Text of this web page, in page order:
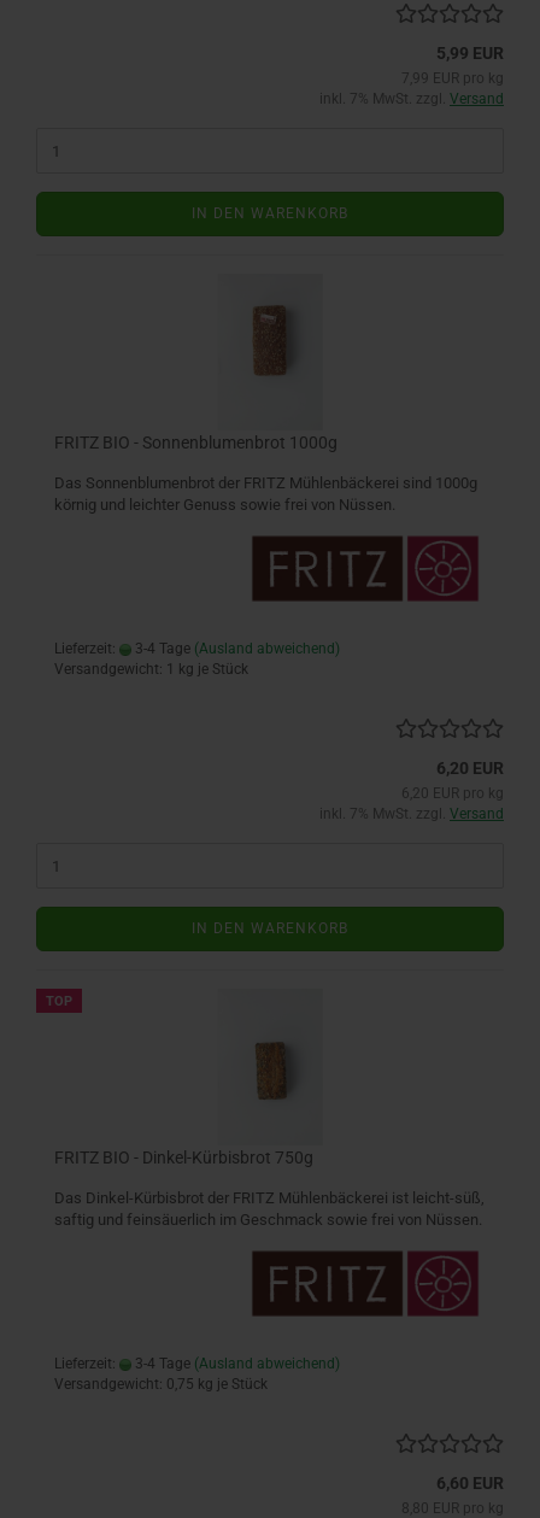
5,99 EUR
7,99 EUR pro kg
inkl. 7% MwSt. zzgl. Versand
IN DEN WARENKORB
FRITZ BIO - Sonnenblumenbrot 1000g
Das Sonnenblumenbrot der FRITZ Mühlenbäckerei sind 1000g
körnig und leichter Genuss sowie frei von Nüssen.
Lieferzeit: 3-4 Tage (Ausland abweichend)
Versandgewicht: 1 kg je Stück
6,20 EUR
6,20 EUR pro kg
inkl. 7% MwSt. zzgl. Versand
IN DEN WARENKORB
TOP
FRITZ BIO - Dinkel-Kürbisbrot 750g
Das Dinkel-Kürbisbrot der FRITZ Mühlenbäckerei ist leicht-süß,
saftig und feinsäuerlich im Geschmack sowie frei von Nüssen.
Lieferzeit: 3-4 Tage (Ausland abweichend)
Versandgewicht: 0,75 kg je Stück
6,60 EUR
8,80 EUR pro kg